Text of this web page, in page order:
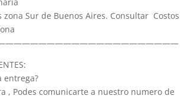
zona Sur de Buenos Aires. Consultar Costos
entrega?
, Podes comunicarte a nuestro numero de